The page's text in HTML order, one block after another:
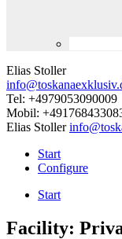
Elias Stoller
Tel: +4979053090009
Mobil:
Elias Stoller
Start
Configure
Start
Facility: